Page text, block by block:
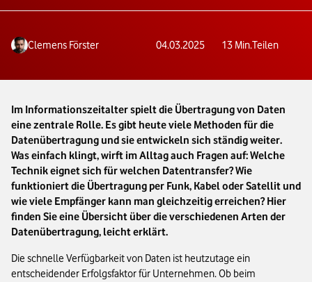
Clemens Förster 04.03.2025 13 Min.Teilen
Im Informationszeitalter spielt die Übertragung von Daten
eine zentrale Rolle. Es gibt heute viele Methoden für die
Datenübertragung und sie entwickeln sich ständig weiter.
Was einfach klingt, wirft im Alltag auch Fragen auf: Welche
Technik eignet sich für welchen Datentransfer? Wie
funktioniert die Übertragung per Funk, Kabel oder Satellit und
wie viele Empfänger kann man gleichzeitig erreichen? Hier
finden Sie eine Übersicht über die verschiedenen Arten der
Datenübertragung, leicht erklärt.
Die schnelle Verfügbarkeit von Daten ist heutzutage ein
entscheidender Erfolgsfaktor für Unternehmen. Ob beim